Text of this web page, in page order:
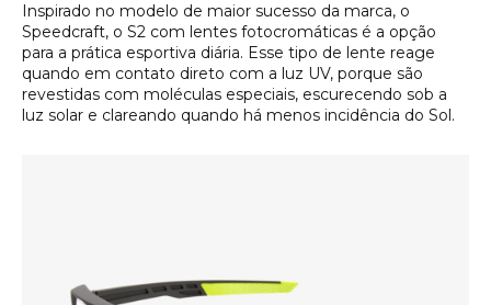
Inspirado no modelo de maior sucesso da marca, o
Speedcraft, o S2 com lentes fotocromáticas é a opção
para a prática esportiva diária. Esse tipo de lente reage
quando em contato direto com a luz UV, porque são
revestidas com moléculas especiais, escurecendo sob a
luz solar e clareando quando há menos incidência do Sol.